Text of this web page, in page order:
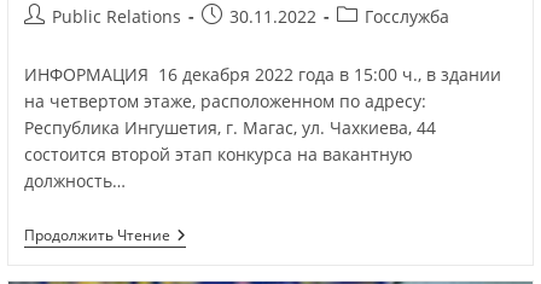
Public Relations 30.11.2022 Госслужба
ИНФОРМАЦИЯ 16 декабря 2022 года в 15:00 ч., в здании
на четвертом этаже, расположенном по адресу:
Республика Ингушетия, г. Магас, ул. Чахкиева, 44
состоится второй этап конкурса на вакантную
должность…
Продолжить Чтение